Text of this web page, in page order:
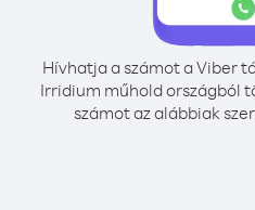
Hívhatja a számot a Viber
Irridium műhold országból
számot az alábbiak